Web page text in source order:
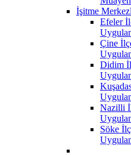
İşitme
Efeler
Çine
Didim
Nazilli
Söke